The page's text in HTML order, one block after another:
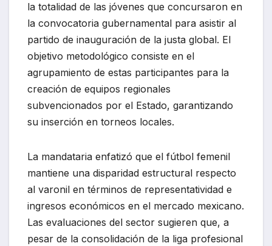
la totalidad de las jóvenes que concursaron en
la convocatoria gubernamental para asistir al
partido de inauguración de la justa global. El
objetivo metodológico consiste en el
agrupamiento de estas participantes para la
creación de equipos regionales
subvencionados por el Estado, garantizando
su inserción en torneos locales.
La mandataria enfatizó que el fútbol femenil
mantiene una disparidad estructural respecto
al varonil en términos de representatividad e
ingresos económicos en el mercado mexicano.
Las evaluaciones del sector sugieren que, a
pesar de la consolidación de la liga profesional